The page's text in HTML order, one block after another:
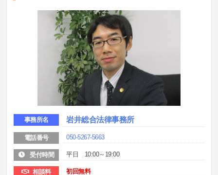
事務所名 岩井総合法律事務所
電話番号 050-5267-5663
受付時間 平日 10:00～19:00
相談料 初回無料